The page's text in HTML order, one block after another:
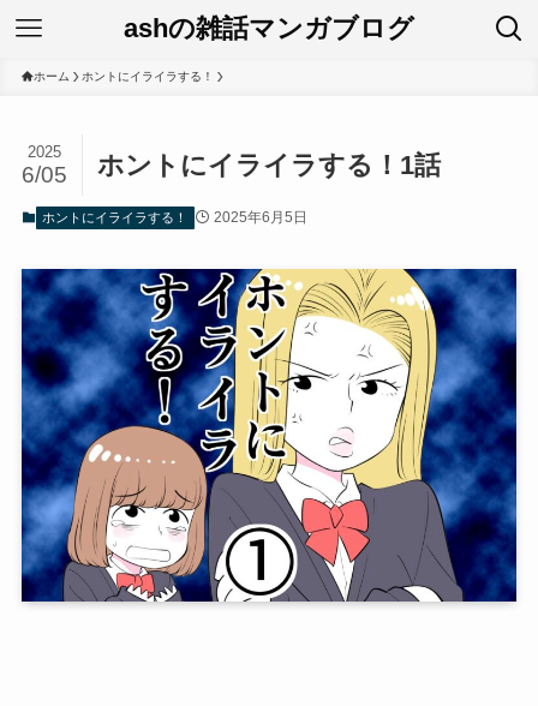
ashの雑話マンガブログ
ホーム ホントにイライラする！
ホントにイライラする！1話
2025
6/05
ホントにイライラする！ 2025年6月5日